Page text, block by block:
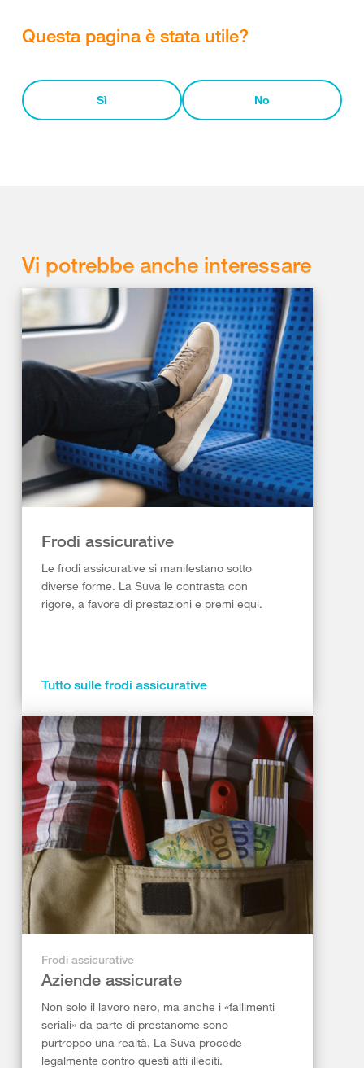
Questa pagina è stata utile?
Sì No
Vi potrebbe anche interessare
Frodi assicurative
Le frodi assicurative si manifestano sotto
diverse forme. La Suva le contrasta con
rigore, a favore di prestazioni e premi equi.
Tutto sulle frodi assicurative
Frodi assicurative
Aziende assicurate
Non solo il lavoro nero, ma anche i «fallimenti
seriali» da parte di prestanome sono
purtroppo una realtà. La Suva procede
legalmente contro questi atti illeciti.